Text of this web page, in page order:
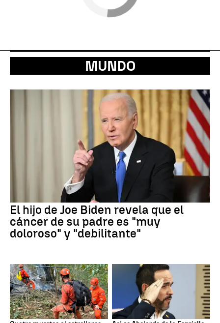
MUNDO
El hijo de Joe Biden revela que el
cáncer de su padre es "muy
doloroso" y "debilitante"